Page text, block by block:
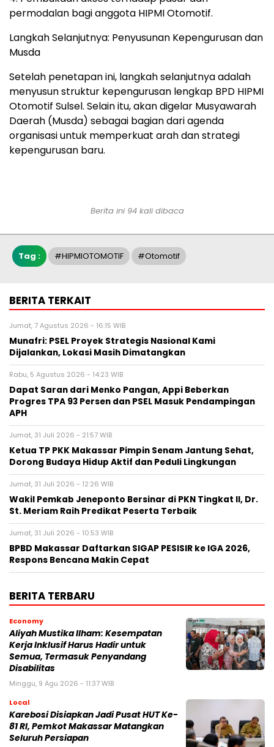
permodalan bagi anggota HIPMI Otomotif.
Langkah Selanjutnya: Penyusunan Kepengurusan dan
Musda
Setelah penetapan ini, langkah selanjutnya adalah
menyusun struktur kepengurusan lengkap BPD HIPMI
Otomotif Sulsel. Selain itu, akan digelar Musyawarah
Daerah (Musda) sebagai bagian dari agenda
organisasi untuk memperkuat arah dan strategi
kepengurusan baru.
Berita ini 94 kali dibaca
Tag : #HIPMIOTOMOTIF #Otomotif
BERITA TERKAIT
Jumat, 7 Agustus 2026 - 16:15 WIB
Munafri: PSEL Proyek Strategis Nasional Kami
Dijalankan, Lokasi Masih Dimatangkan
Rabu, 5 Agustus 2026 - 14:23 WIB
Dapat Saran dari Menko Pangan, Appi Beberkan
Progres TPA 93 Persen dan PSEL Masuk Pendampingan
APH
Jumat, 31 Juli 2026 - 21:57 WIB
Ketua TP PKK Makassar Pimpin Senam Jantung Sehat,
Dorong Budaya Hidup Aktif dan Peduli Lingkungan
Jumat, 31 Juli 2026 - 12:26 WIB
Wakil Pemkab Jeneponto Bersinar di PKN Tingkat II, Dr.
St. Meriam Raih Predikat Peserta Terbaik
Jumat, 31 Juli 2026 - 10:53 WIB
BPBD Makassar Daftarkan SIGAP PESISIR ke IGA 2026,
Respons Bencana Makin Cepat
BERITA TERBARU
Economy
Aliyah Mustika Ilham: Kesempatan
Kerja Inklusif Harus Hadir untuk
Semua, Termasuk Penyandang
Disabilitas
Minggu, 9 Agu 2026 - 11:37 WIB
Local
Karebosi Disiapkan Jadi Pusat HUT Ke-
81 RI, Pemkot Makassar Matangkan
Seluruh Persiapan